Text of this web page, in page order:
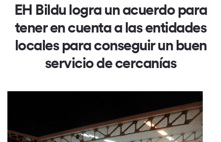
EH Bildu logra un acuerdo para
tener en cuenta a las entidades
locales para conseguir un buen
servicio de cercanías